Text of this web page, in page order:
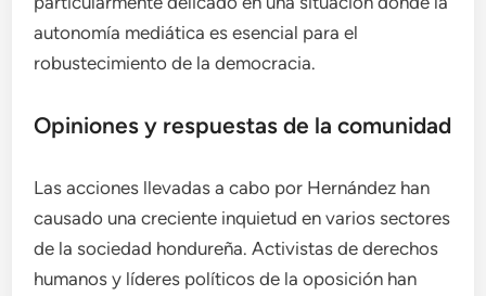
autonomía mediática es esencial para el
robustecimiento de la democracia.
Opiniones y respuestas de la comunidad
Las acciones llevadas a cabo por Hernández han
causado una creciente inquietud en varios sectores
de la sociedad hondureña. Activistas de derechos
humanos y líderes políticos de la oposición han